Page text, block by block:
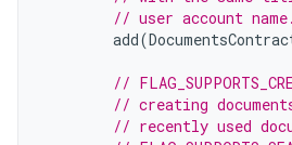
// user account name.
add(
//
// creating
// recently used